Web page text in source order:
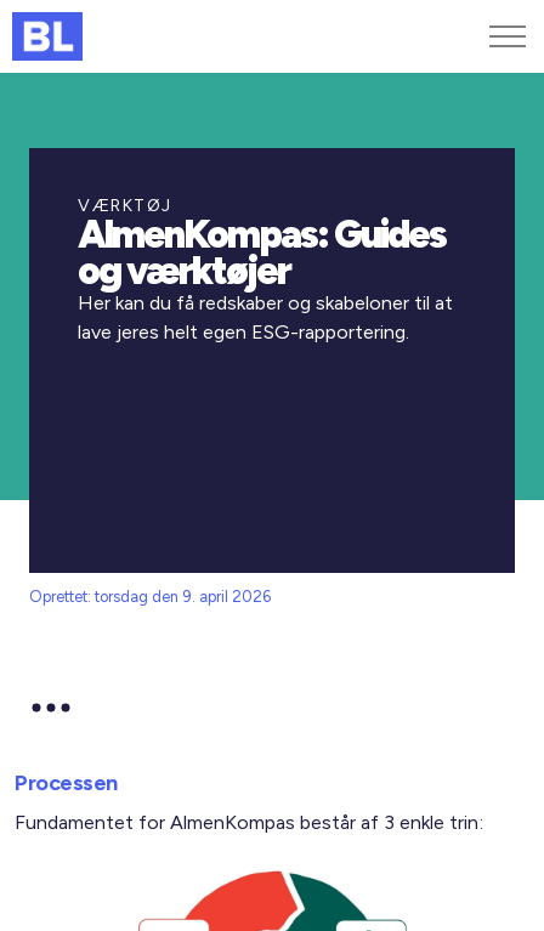
Kurser og arrangementer
Jobportalen
VÆRKTØJ
AlmenKompas: Guides
og værktøjer
Her kan du få redskaber og skabeloner til at
lave jeres helt egen ESG-rapportering.
Oprettet: torsdag den 9. april 2026
Processen
Fundamentet for AlmenKompas består af 3 enkle trin: